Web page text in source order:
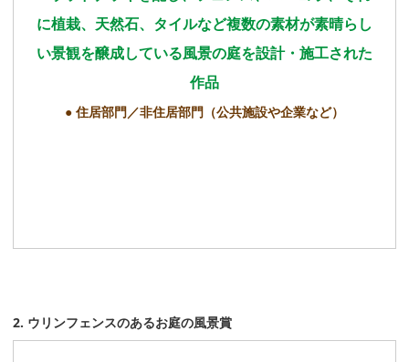
に植栽、天然石、タイルなど複数の素材が素晴らし
い景観を醸成している風景の庭を設計・施工された
作品
● 住居部門／非住居部門（公共施設や企業など）
2. ウリンフェンスのあるお庭の風景賞